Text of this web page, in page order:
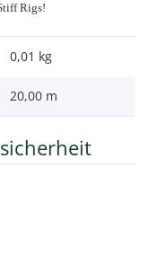
Rigs!
0,01 kg
20,00 m